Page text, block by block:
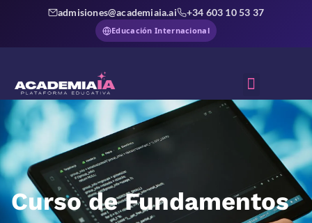
admisiones@academiaia.ai +34 603 10 53 37
Educación Internacional
Curso de Fundamentos